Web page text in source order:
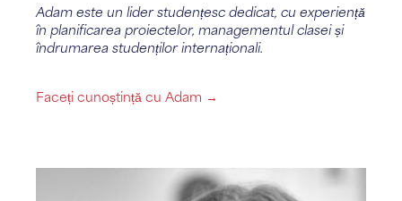
Adam este un lider studențesc dedicat, cu experiență
în planificarea proiectelor, managementul clasei și
îndrumarea studenților internaționali.
Faceți cunoștință cu Adam →